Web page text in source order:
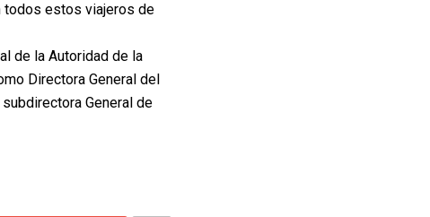
todos estos viajeros de
de la Autoridad de la
Directora General del
General de